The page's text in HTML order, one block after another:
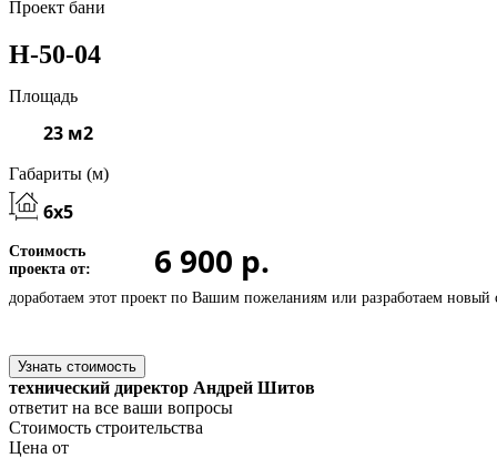
Проект бани
Н-50-04
Площадь
23 м2
Габариты (м)
6x5
Стоимость
проекта от:
6 900 р.
доработаем этот проект по Вашим пожеланиям или разработаем новый
Узнать стоимость
технический директор Андрей Шитов
ответит на все ваши вопросы
Стоимость строительства
Цена от